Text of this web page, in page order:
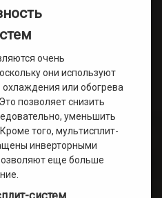
очень
они используют
или обогрева
позволяет снизить
уменьшить
того, мультисплит-
инверторными
еще больше
систем